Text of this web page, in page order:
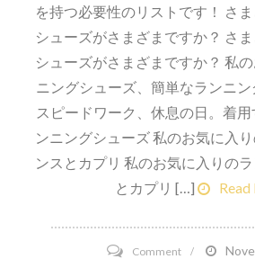
を持つ必要性のリストです！ さ
シューズがさまざまですか？ さ
シューズがさまざまですか？ 私
ニングシューズ、簡単なランニン
スピードワーク、休息の日。着
ンニングシューズ 私のお気に入
ンスとカプリ 私のお気に入りの
とカプリ […]
Commenton